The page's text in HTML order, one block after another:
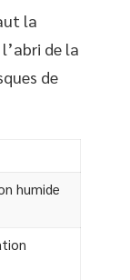
la
de la
de
humide